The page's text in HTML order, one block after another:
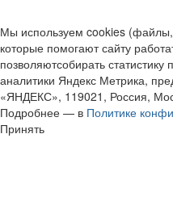
Мы используем cookies
которые помогают сайту
позволяютсобирать
аналитики Яндекс Метрика,
«ЯНДЕКС», 119021, Россия,
Подробнее — в Политике
Принять